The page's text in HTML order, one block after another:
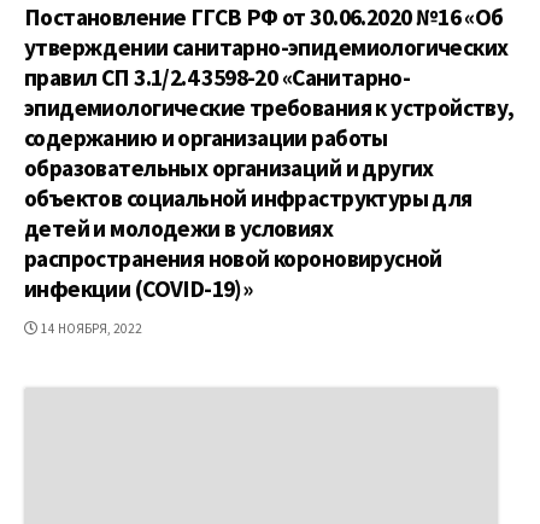
Постановление ГГСВ РФ от 30.06.2020 №16 «Об
утверждении санитарно-эпидемиологических
правил СП 3.1/2.4 3598-20 «Санитарно-
эпидемиологические требования к устройству,
содержанию и организации работы
образовательных организаций и других
объектов социальной инфраструктуры для
детей и молодежи в условиях
распространения новой короновирусной
инфекции (COVID-19)»
ДАТА
14 НОЯБРЯ, 2022